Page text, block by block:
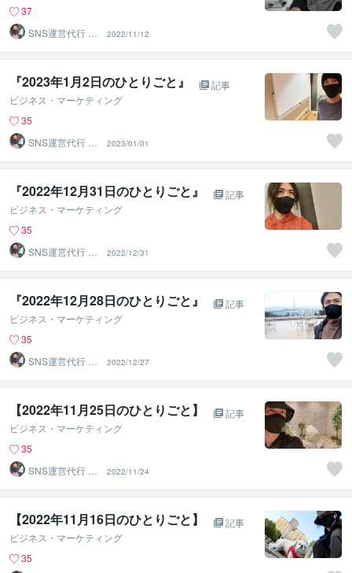
37
SNS運営代行 ま
るなげ
2022/11/12
『2023年1月2日のひとりごと』
記事
ビジネス・マーケティング
35
SNS運営代行 ま
るなげ
2023/01/01
『2022年12月31日のひとりごと』⁡
記事
ビジネス・マーケティング
35
SNS運営代行 ま
るなげ
2022/12/31
『2022年12月28日のひとりごと』⁡
記事
ビジネス・マーケティング
35
SNS運営代行 ま
るなげ
2022/12/27
【2022年11月25日のひとりごと】⁡
記事
ビジネス・マーケティング
35
SNS運営代行 ま
るなげ
2022/11/24
【2022年11月16日のひとりごと】⁡
記事
ビジネス・マーケティング
35